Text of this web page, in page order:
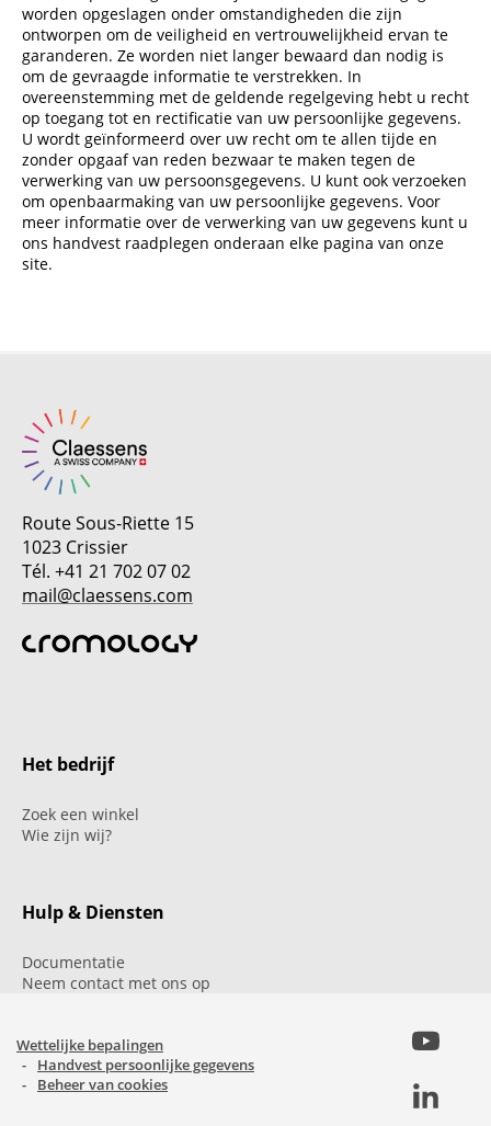
worden opgeslagen onder omstandigheden die zijn
ontworpen om de veiligheid en vertrouwelijkheid ervan te
garanderen. Ze worden niet langer bewaard dan nodig is
om de gevraagde informatie te verstrekken. In
overeenstemming met de geldende regelgeving hebt u recht
op toegang tot en rectificatie van uw persoonlijke gegevens.
U wordt geïnformeerd over uw recht om te allen tijde en
zonder opgaaf van reden bezwaar te maken tegen de
verwerking van uw persoonsgegevens. U kunt ook verzoeken
om openbaarmaking van uw persoonlijke gegevens. Voor
meer informatie over de verwerking van uw gegevens kunt u
ons handvest raadplegen onderaan elke pagina van onze
site.
Route Sous-Riette 15
1023 Crissier
Tél. +41 21 702 07 02
mail@claessens.com
Het bedrijf
Zoek een winkel
Wie zijn wij?
Hulp & Diensten
Documentatie
Neem contact met ons op
Wettelijke bepalingen
Handvest persoonlijke gegevens
Beheer van cookies